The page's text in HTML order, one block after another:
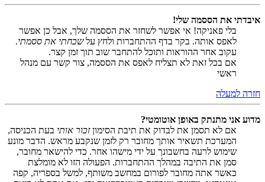
איבדתי את הססמה שלי!
בלי פאניקה! אי אפשר לשחזר את הססמה שלך, אבל כן אפשר
לאפס אותה. בקר בדף ההתחברות ולחץ עלשכחתי את ססמתי.
עקוב אחר ההוראות ותוכל להתחבר שוב תוך זמן קצר.
אם בכל זאת לא תצליח לאפס את הססמה, צור קשר עם מנהל
ראשי
חזרה למעלה
מדוע אני מתנתק באופן אוטומטי?
אם לא תסמן את לבדוק את תיבת הסימוןזכור אותי בעת הכניסה,
המערכת תשאיר אותך מחובר רק לזמן שנקבע מראש. הדבר מונע
שימוש לרעה בחשבונך על ידי מישהו אחר. כדי להישאר מחובר,
סמן את התיבה במהלך ההתחברות. הפעולה הזו לא מומלצת
כאשר אתה מחובר לפורום במחשב משותף, למשל בספריה, קפה